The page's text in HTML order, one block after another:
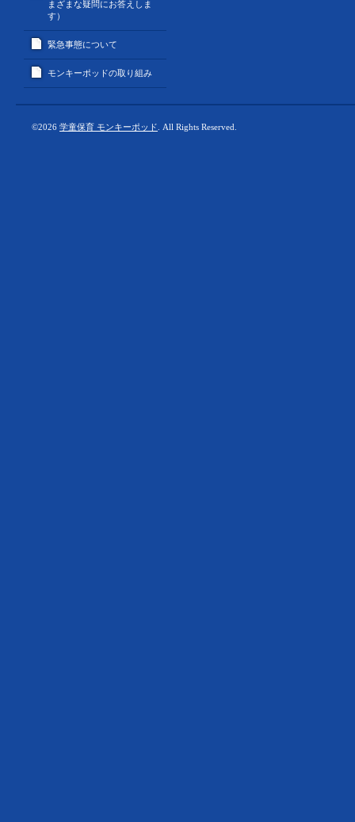
まざまな疑問にお答えしま
す）
緊急事態について
モンキーポッドの取り組み
©2026 学童保育 モンキーポッド . All Rights Reserved.